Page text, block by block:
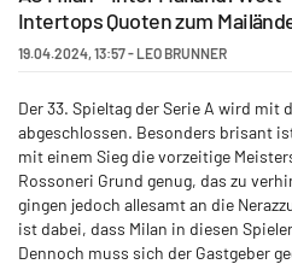
Intertops Quoten zum
19.04.2024,13:57- LEO BRUNNER
Der 33. Spieltag der Serie A wird mit
abgeschlossen. Besonders brisant
mit einem Sieg die vorzeitige
Rossoneri Grund genug, das zu
gingen jedoch allesamt an die
ist dabei, dass Milan in diesen
Dennoch muss sich der Gastgeber